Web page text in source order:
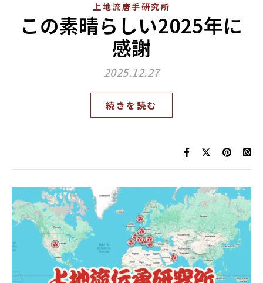
上地流唐手研究所
この素晴らしい2025年に
感謝
2025.12.27
続きを読む